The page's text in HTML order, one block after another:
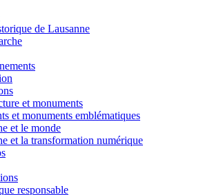
de Lausanne
et monuments
et monuments emblématiques
et le monde
et la transformation numérique
responsable